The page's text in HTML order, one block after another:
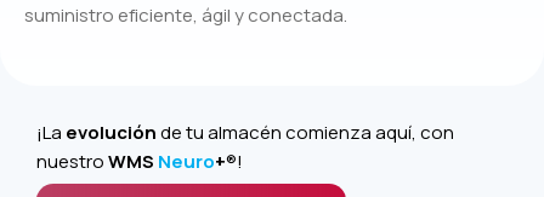
suministro eficiente, ágil y conectada.
¡La evoluciónde tu almacén comienza aquí, con
nuestroWMS Neuro+®!